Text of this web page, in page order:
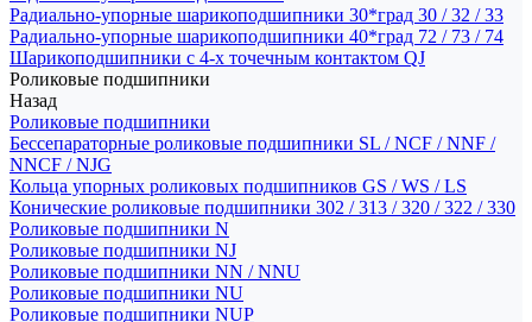
Радиально-упорные шарикоподшипники 30*град 30 / 32 / 33
Радиально-упорные шарикоподшипники 40*град 72 / 73 / 74
Шарикоподшипники с 4-х точечным контактом QJ
Роликовые подшипники
Назад
Роликовые подшипники
Бессепараторные роликовые подшипники SL / NCF / NNF /
NNCF / NJG
Кольца упорных роликовых подшипников GS / WS / LS
Конические роликовые подшипники 302 / 313 / 320 / 322 / 330
Роликовые подшипники N
Роликовые подшипники NJ
Роликовые подшипники NN / NNU
Роликовые подшипники NU
Роликовые подшипники NUP